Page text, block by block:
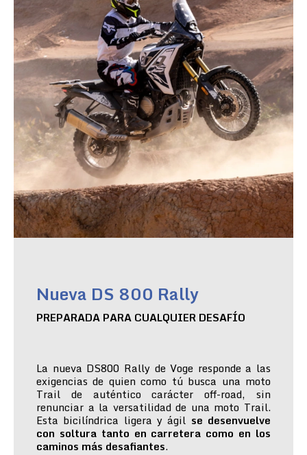
Nueva DS 800 Rally
PREPARADA PARA CUALQUIER DESAFÍO
La nueva DS800 Rally de Voge responde a las
exigencias de quien como tú busca una moto
Trail de auténtico carácter off-road, sin
renunciar a la versatilidad de una moto Trail.
Esta bicilíndrica ligera y ágil se desenvuelve
con soltura tanto en carretera como en los
caminos más desafiantes.